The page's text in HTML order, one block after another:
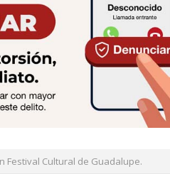
Cultural de Guadalupe.